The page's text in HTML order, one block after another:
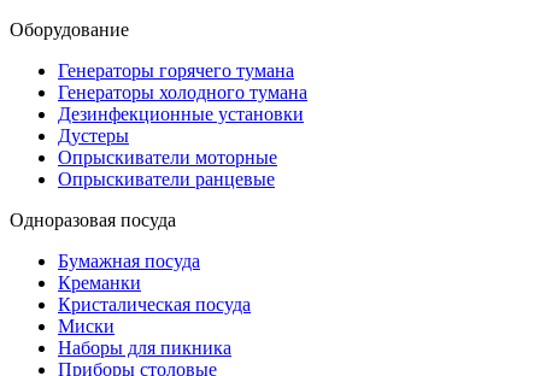
Оборудование
Генераторы горячего тумана
Генераторы холодного тумана
Дезинфекционные установки
Дустеры
Опрыскиватели моторные
Опрыскиватели ранцевые
Одноразовая посуда
Бумажная посуда
Креманки
Кристалическая посуда
Миски
Наборы для пикника
Приборы столовые